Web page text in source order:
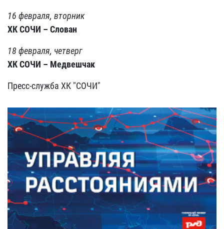
16 февраля, вторник
ХК СОЧИ – Слован
18 февраля, четверг
ХК СОЧИ – Медвешчак
Пресс-служба ХК "СОЧИ"